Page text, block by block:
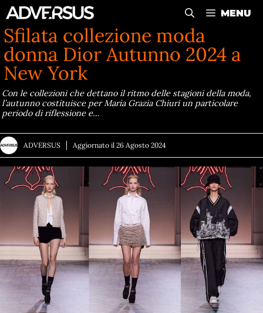
Vai
al
contenuto
MENU
Sfilata collezione moda
donna Dior Autunno 2024 a
New York
Con le collezioni che dettano il ritmo delle stagioni della moda,
l’autunno costituisce per Maria Grazia Chiuri un particolare
periodo di riflessione e…
ADVERSUS Aggiornato il 26 Agosto 2024